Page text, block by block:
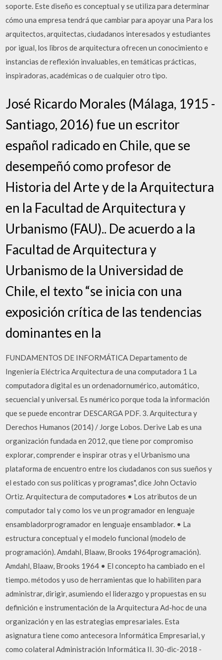
soporte. Este diseño es conceptual y se utiliza para determinar
cómo una empresa tendrá que cambiar para apoyar una Para los
arquitectos, arquitectas, ciudadanos interesados y estudiantes
por igual, los libros de arquitectura ofrecen un conocimiento e
instancias de reflexión invaluables, en temáticas prácticas,
inspiradoras, académicas o de cualquier otro tipo.
José Ricardo Morales (Málaga, 1915 -
Santiago, 2016) fue un escritor
español radicado en Chile, que se
desempeñó como profesor de
Historia del Arte y de la Arquitectura
en la Facultad de Arquitectura y
Urbanismo (FAU).. De acuerdo a la
Facultad de Arquitectura y
Urbanismo de la Universidad de
Chile, el texto “se inicia con una
exposición crítica de las tendencias
dominantes en la
FUNDAMENTOS DE INFORMÁTICA Departamento de
Ingeniería Eléctrica Arquitectura de una computadora 1 La
computadora digital es un ordenadornumérico, automático,
secuencial y universal. Es numérico porque toda la información
que se puede encontrar DESCARGA PDF. 3. Arquitectura y
Derechos Humanos (2014) / Jorge Lobos. Derive Lab es una
organización fundada en 2012, que tiene por compromiso
explorar, comprender e inspirar otras y el Urbanismo una
plataforma de encuentro entre los ciudadanos con sus sueños y
el estado con sus políticas y programas", dice John Octavio
Ortiz. Arquitectura de computadores • Los atributos de un
computador tal y como los ve un programador en lenguaje
ensambladorprogramador en lenguaje ensamblador. • La
estructura conceptual y el modelo funcional (modelo de
programación). Amdahl, Blaaw, Brooks 1964programación).
Amdahl, Blaaw, Brooks 1964 • El concepto ha cambiado en el
tiempo. métodos y uso de herramientas que lo habiliten para
administrar, dirigir, asumiendo el liderazgo y propuestas en su
definición e instrumentación de la Arquitectura Ad-hoc de una
organización y en las estrategias empresariales. Esta
asignatura tiene como antecesora Informática Empresarial, y
como colateral Administración Informática II. 30-dic-2018 -